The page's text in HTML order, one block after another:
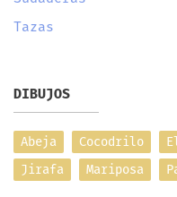
Tazas
DIBUJOS
Abeja Cocodrilo
Jirafa
Mariposa